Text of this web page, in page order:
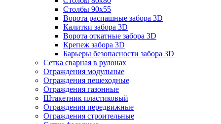
Столбы 90х55
Ворота распашные забора 3D
Калитки забора 3D
Ворота откатные забора 3D
Крепеж забора 3D
Барьеры безопасности забора 3D
Сетка сварная в рулонах
Ограждения модульные
Ограждения пешеходные
Ограждения газонные
Штакетник пластиковый
Ограждения передвижные
Ограждения строительные